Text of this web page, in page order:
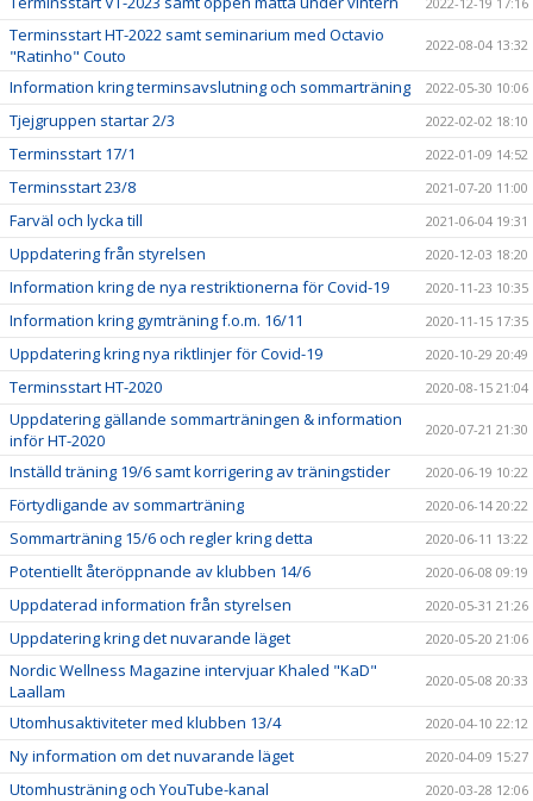
Terminsstart HT-2022 samt seminarium med Octavio
"Ratinho" Couto
2022-08-04 13:32
Information kring terminsavslutning och sommarträning 2022-05-30 10:06
Tjejgruppen startar 2/3 2022-02-02 18:10
Terminsstart 17/1 2022-01-09 14:52
Terminsstart 23/8 2021-07-20 11:00
Farväl och lycka till 2021-06-04 19:31
Uppdatering från styrelsen 2020-12-03 18:20
Information kring de nya restriktionerna för Covid-19 2020-11-23 10:35
Information kring gymträning f.o.m. 16/11 2020-11-15 17:35
Uppdatering kring nya riktlinjer för Covid-19 2020-10-29 20:49
Terminsstart HT-2020 2020-08-15 21:04
Uppdatering gällande sommarträningen & information
inför HT-2020
2020-07-21 21:30
Inställd träning 19/6 samt korrigering av träningstider 2020-06-19 10:22
Förtydligande av sommarträning 2020-06-14 20:22
Sommarträning 15/6 och regler kring detta 2020-06-11 13:22
Potentiellt återöppnande av klubben 14/6 2020-06-08 09:19
Uppdaterad information från styrelsen 2020-05-31 21:26
Uppdatering kring det nuvarande läget 2020-05-20 21:06
Nordic Wellness Magazine intervjuar Khaled "KaD"
Laallam
2020-05-08 20:33
Utomhusaktiviteter med klubben 13/4 2020-04-10 22:12
Ny information om det nuvarande läget 2020-04-09 15:27
Utomhusträning och YouTube-kanal 2020-03-28 12:06